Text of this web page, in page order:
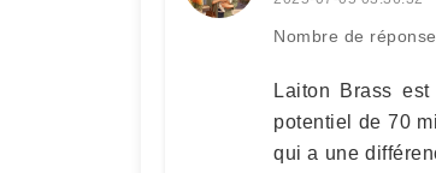
Nombre de
Laiton Brass
potentiel de 70
qui a une